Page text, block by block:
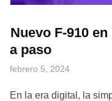
Nuevo F-910
a paso
febrero 5, 2024
En la era digital, la